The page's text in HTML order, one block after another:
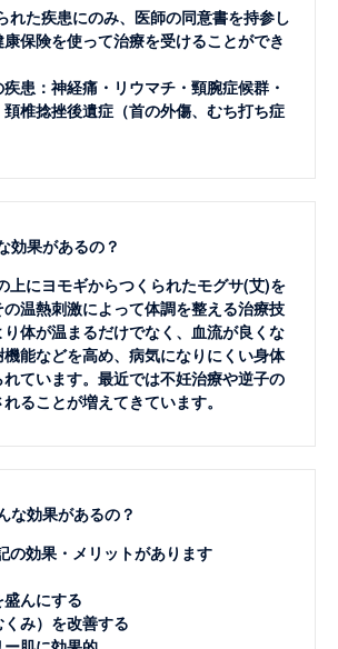
れた疾患にのみ、医師の同意書を持参し
保険を使って治療を受けることができ
患：神経痛・リウマチ・頸腕症候群・
椎捻挫後遺症（首の外傷、むち打ち症
効果があるの？
上にヨモギからつくられたモグサ(艾)を
温熱刺激によって体調を整える治療技
体が温まるだけでなく、血流が良くな
機能などを高め、病気になりにくい身体
ています。最近では不妊治療や逆子の
ることが増えてきています。
な効果があるの？
の効果・メリットがあります
盛んにする
くみ）を改善する